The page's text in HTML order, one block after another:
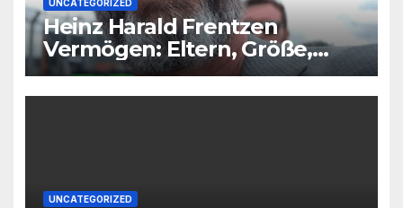
UNCATEGORIZED
Heinz Harald Frentzen
Vermögen: Eltern, Größe,
Partner, Alter
UNCATEGORIZED